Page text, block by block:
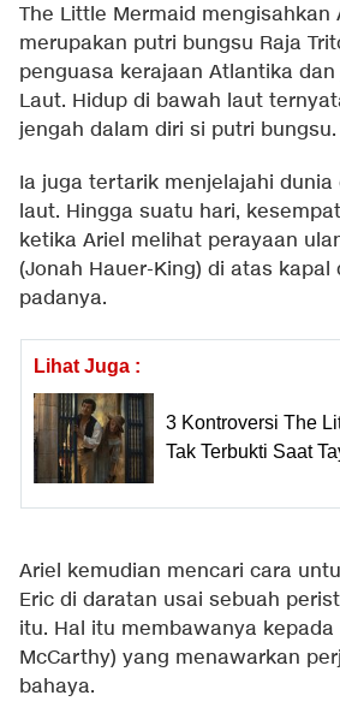
The Little Mermaid mengisahkan
merupakan putri bungsu Raja
penguasa kerajaan Atlantika
Laut. Hidup di bawah laut
jengah dalam diri si putri bungsu.
Ia juga tertarik menjelajahi
laut. Hingga suatu hari,
ketika Ariel melihat perayaan
(Jonah Hauer-King) di atas
padanya.
Lihat Juga :
3 Kontroversi The
Tak Terbukti Saat
Ariel kemudian mencari cara
Eric di daratan usai sebuah
itu. Hal itu membawanya kepada
McCarthy) yang menawarkan
bahaya.